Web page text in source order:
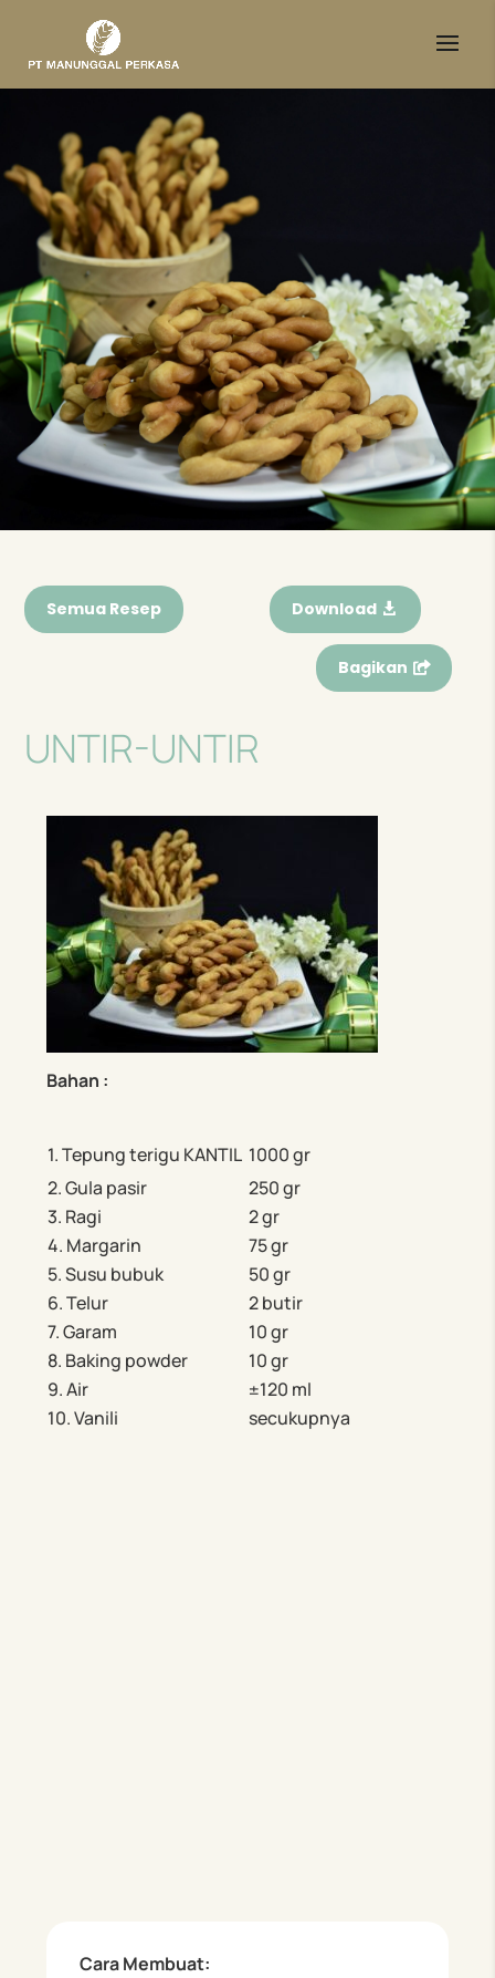
Semua Resep Download
Bagikan
UNTIR-UNTIR
Bahan :
1. Tepung terigu KANTIL 1000 gr
2. Gula pasir
250 gr
3. Ragi
2 gr
4. Margarin
75 gr
5. Susu bubuk
50 gr
6. Telur
2 butir
7. Garam
10 gr
8. Baking powder
10 gr
9. Air
±120 ml
10. Vanili
secukupnya
Cara Membuat: